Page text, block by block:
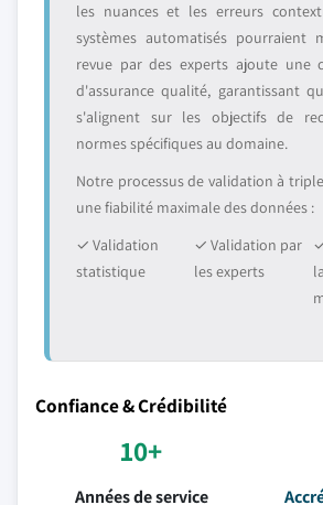
les nuances et les erreurs
systèmes automatisés pourraient
revue par des experts ajoute une
d'assurance qualité, garantissant
s'alignent sur les objectifs de
normes spécifiques au domaine.
Notre processus de validation à
une fiabilité maximale des données :
✓ Validation
statistique
✓ Validation par
les experts
Confiance & Crédibilité
10+
Années de service